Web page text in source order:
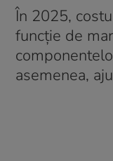
În 2025,
funcție de
asemenea,